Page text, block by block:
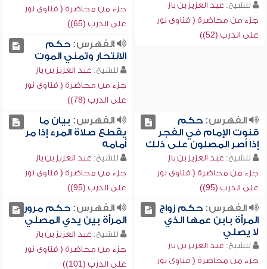
للشيخ: عبد العزيز بن باز
جزء من محاضرة ( فتاوى نور
على الدرب (52))
جزء من محاضرة ( فتاوى نور
على الدرب (65))
الفهرس:حكم
الانتحار وتمني الموت
للشيخ: عبد العزيز بن باز
جزء من محاضرة ( فتاوى نور
على الدرب (78))
الفهرس:حكم
قنوت الإمام في الفجر
إذا أصر المصلون على ذلك
للشيخ: عبد العزيز بن باز
جزء من محاضرة ( فتاوى نور
على الدرب (95))
الفهرس: بيان ما
يقطع صلاة المرء إذا مر
أمامه
للشيخ: عبد العزيز بن باز
جزء من محاضرة ( فتاوى نور
على الدرب (95))
الفهرس:حكم زواج
المرأة بابن عمها الذي
لا يصلي
للشيخ: عبد العزيز بن باز
جزء من محاضرة ( فتاوى نور
الفهرس:حكم مرور
المرأة بين يدي المصلي
للشيخ: عبد العزيز بن باز
جزء من محاضرة ( فتاوى نور
على الدرب (101))